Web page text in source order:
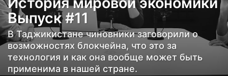
а
з
а
д
5
л
Выпуск #11
В Таджикистане чиновники заговорили о
возможностях блокчейна, что это за
технология и как она вообще может быть
применима в нашей стране.